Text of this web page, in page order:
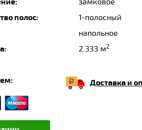
замковое
полос:
1-полосный
напольное
2.333 м2
Доставка и